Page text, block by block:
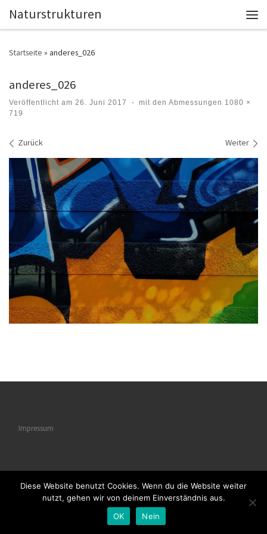
Zum Inhalt springen
Naturstrukturen
Startseite » anderes_026
anderes_026
Veröffentlicht am 26. Juni 2017 - mit den Abmessungen 1080 ×
719
Bilder Navigation
Zurück Weiter
Impressum
© 2026Naturstrukturen– Alle Rechte vorbehalten
– Entworfen mit dem
Diese Website benutzt Cookies. Wenn du die Website weiter
nutzt, gehen wir von deinem Einverständnis aus.
OK
Nein